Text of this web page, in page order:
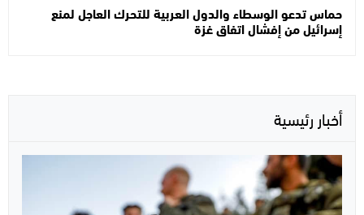
حماس تدعو الوسطاء والدول العربية للتحرك العاجل لمنع
إسرائيل من إفشال اتفاق غزة
أخبار رئيسية